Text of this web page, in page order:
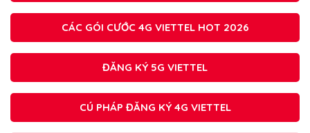
CÁC GÓI CƯỚC 4G VIETTEL HOT 2026
ĐĂNG KÝ 5G VIETTEL
CÚ PHÁP ĐĂNG KÝ 4G VIETTEL